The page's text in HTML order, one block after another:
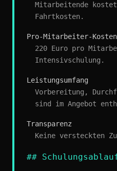
Mitarbeitende
Fahrtkosten.
Pro-Mitarbeiter-Kosten
220 Euro pro
Intensivschulung.
Leistungsumfang
Vorbereitung,
sind im Angebot
Transparenz
Keine versteckten
##